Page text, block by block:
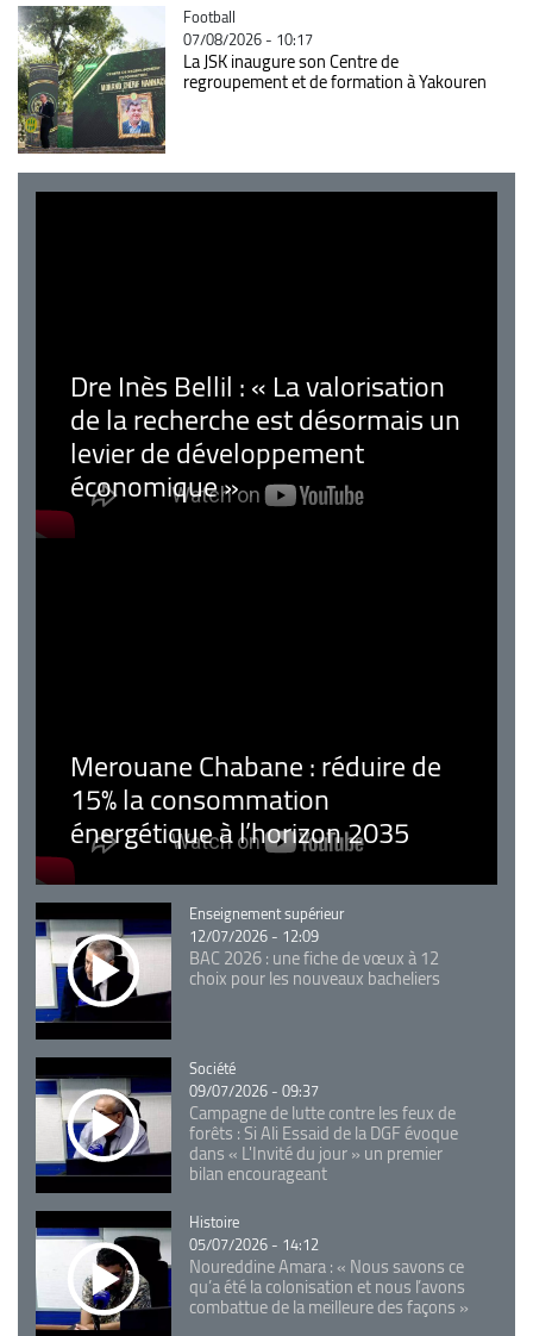
Catégorie
Football
07/08/2026 - 10:17
La JSK inaugure son Centre de
regroupement et de formation à Yakouren
Dre Inès Bellil : « La valorisation
de la recherche est désormais un
levier de développement
économique »
Merouane Chabane : réduire de
15% la consommation
énergétique à l’horizon 2035
Catégorie
Enseignement supérieur
12/07/2026 - 12:09
BAC 2026 : une fiche de vœux à 12
choix pour les nouveaux bacheliers
Catégorie
Société
09/07/2026 - 09:37
Campagne de lutte contre les feux de
forêts : Si Ali Essaid de la DGF évoque
dans « L'Invité du jour » un premier
bilan encourageant
Catégorie
Histoire
05/07/2026 - 14:12
Noureddine Amara : « Nous savons ce
qu’a été la colonisation et nous l’avons
combattue de la meilleure des façons »